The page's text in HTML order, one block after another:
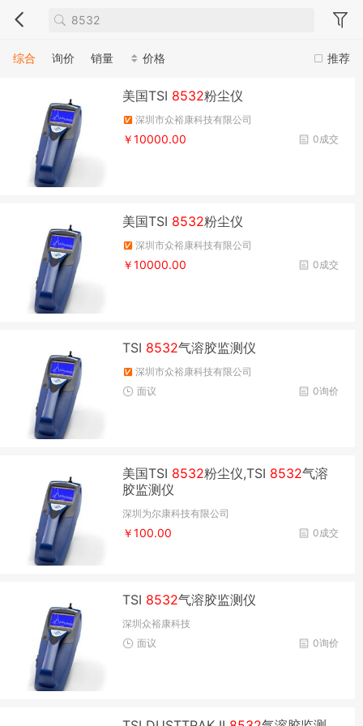
推荐
综合 询价 销量 价格
美国TSI 8532粉尘仪
深圳市众裕康科技有限公司
0成交
￥10000.00
美国TSI 8532粉尘仪
深圳市众裕康科技有限公司
0成交
￥10000.00
TSI 8532气溶胶监测仪
深圳市众裕康科技有限公司
0询价
面议
美国TSI 8532粉尘仪,TSI 8532气溶
胶监测仪
深圳为尔康科技有限公司
0成交
￥100.00
TSI 8532气溶胶监测仪
深圳众裕康科技
0询价
面议